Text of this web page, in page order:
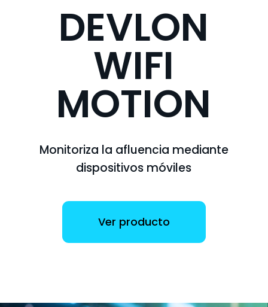
DEVLON
WIFI
MOTION
Monitoriza la afluencia mediante
dispositivos móviles
Ver producto